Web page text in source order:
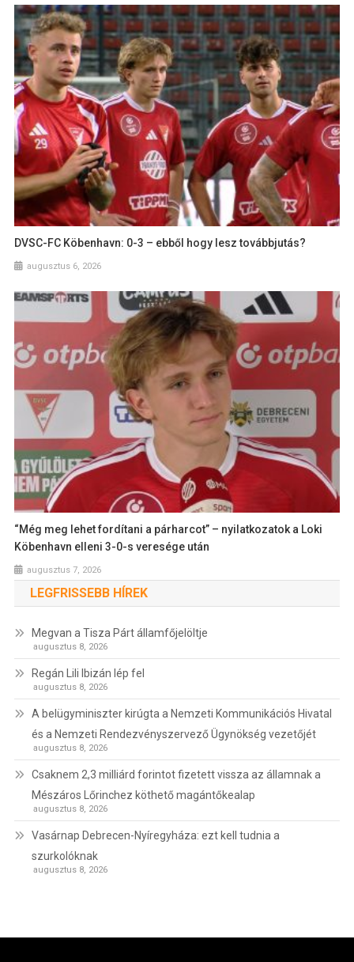
DVSC-FC Köbenhavn: 0-3 – ebből hogy lesz továbbjutás?
augusztus 6, 2026
“Még meg lehet fordítani a párharcot” – nyilatkozatok a Loki
Köbenhavn elleni 3-0-s veresége után
augusztus 7, 2026
LEGFRISSEBB HÍREK
Megvan a Tisza Párt államfőjelöltje
augusztus 8, 2026
Regán Lili Ibizán lép fel
augusztus 8, 2026
A belügyminiszter kirúgta a Nemzeti Kommunikációs Hivatal
és a Nemzeti Rendezvényszervező Ügynökség vezetőjét
augusztus 8, 2026
Csaknem 2,3 milliárd forintot fizetett vissza az államnak a
Mészáros Lőrinchez köthető magántőkealap
augusztus 8, 2026
Vasárnap Debrecen-Nyíregyháza: ezt kell tudnia a
szurkolóknak
augusztus 8, 2026